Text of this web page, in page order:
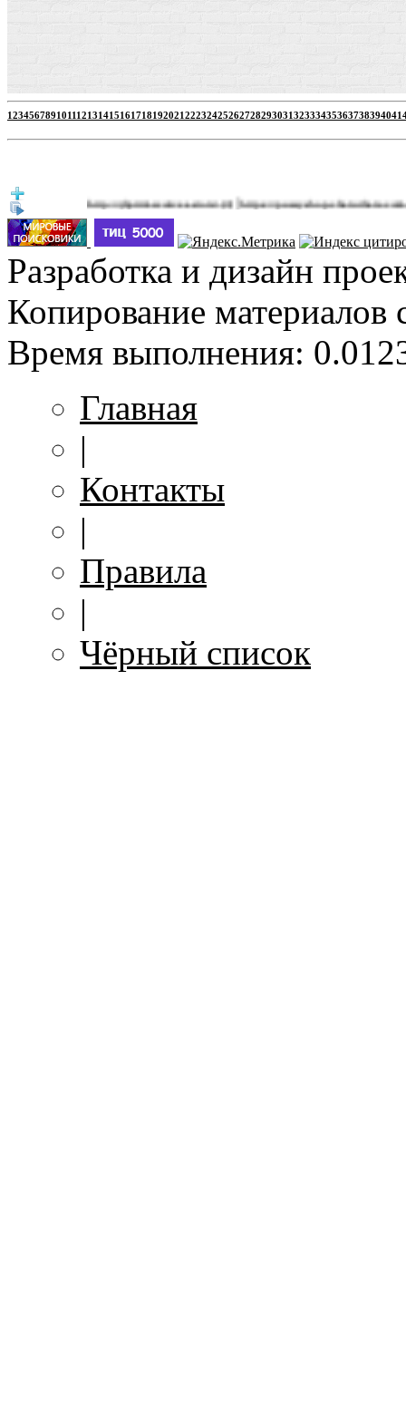
1234567891011121314151617181920212223242526272829303132333435363738394041
http://jbprimecurves.store/(3)|https://pussyshop.chaturbate.com/male-
Разработка и дизайн
Копирование материалов
Время выполнения:
Главная
|
Контакты
|
Правила
|
Чёрный список